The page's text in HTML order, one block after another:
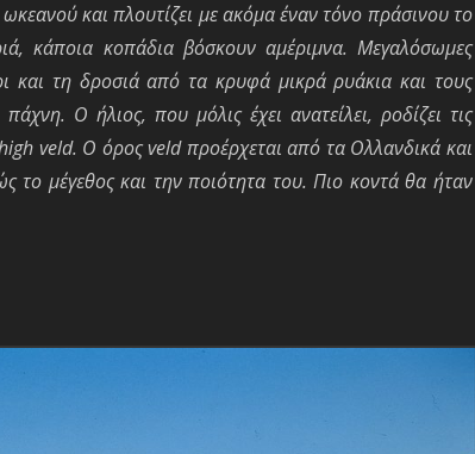
και πλουτίζει με ακόμα έναν τόνο πράσινου το
κάποια κοπάδια βόσκουν αμέριμνα. Μεγαλόσωμες
και τη δροσιά από τα κρυφά μικρά ρυάκια και τους
Ο ήλιος, που μόλις έχει ανατείλει, ροδίζει τις
veld. O όρος veld προέρχεται από τα Ολλανδικά και
το μέγεθος και την ποιότητα του. Πιο κοντά θα ήταν